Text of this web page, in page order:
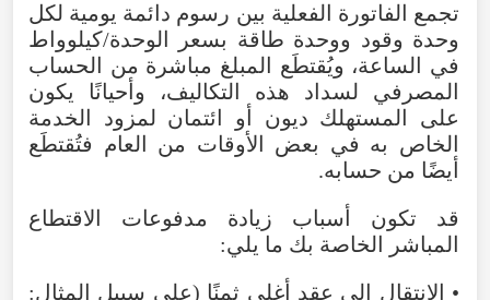
تجمع الفاتورة الفعلية بين رسوم دائمة يومية لكل
وحدة وقود ووحدة طاقة بسعر الوحدة/كيلوواط
في الساعة، ويُقتطَع المبلغ مباشرة من الحساب
المصرفي لسداد هذه التكاليف، وأحيانًا يكون
على المستهلك ديون أو ائتمان لمزود الخدمة
الخاص به في بعض الأوقات من العام فتُقتطَع
أيضًا من حسابه.
قد تكون أسباب زيادة مدفوعات الاقتطاع
المباشر الخاصة بك ما يلي:
• الانتقال إلى عقد أغلى ثمنًا (على سبيل المثال: